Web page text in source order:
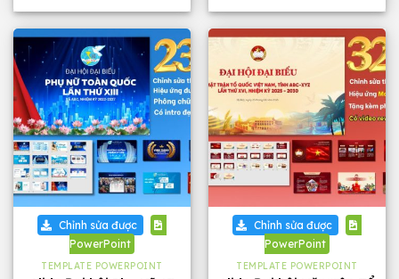
Chỉnh sửa được
PowerPoint
TEMPLATE POWERPOINT
Chỉnh sửa được
PowerPoint
TEMPLATE POWERPOINT